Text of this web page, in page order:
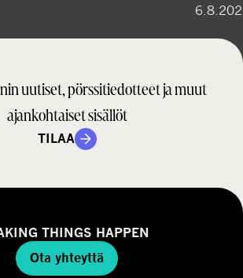
uutiset, pörssitiedotteet ja muut
ajankohtaiset sisällöt
TILAA
THINGS HAPPEN
Ota yhteyttä